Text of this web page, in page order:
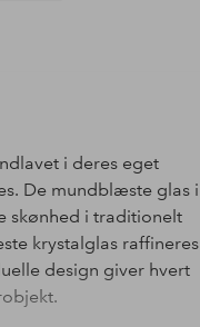
i deres eget
De mundblæste glas i
skønhed i traditionelt
krystalglas raffineres
design giver hvert